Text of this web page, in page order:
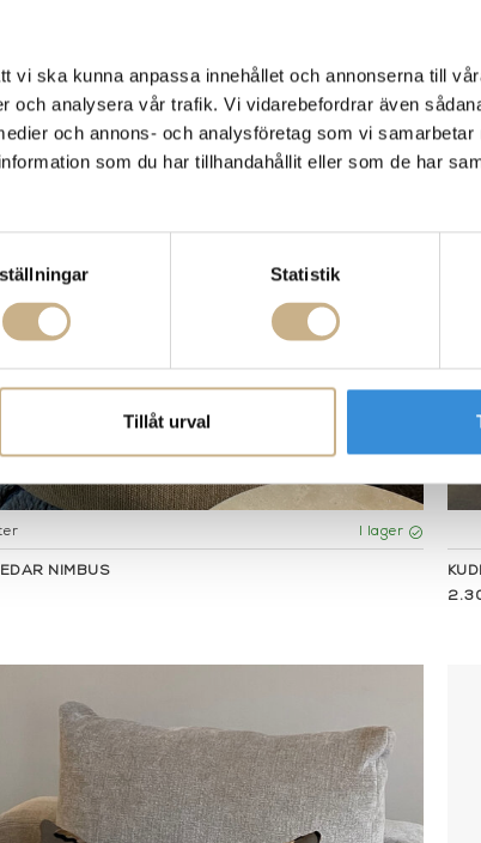
vi ska kunna anpassa innehållet och annonserna till
och analysera vår trafik. Vi vidarebefordrar även
och annons- och analysföretag som vi
som du har tillhandahållit eller som de har
Statistik
Tillåt urval
I lager
NIMBUS